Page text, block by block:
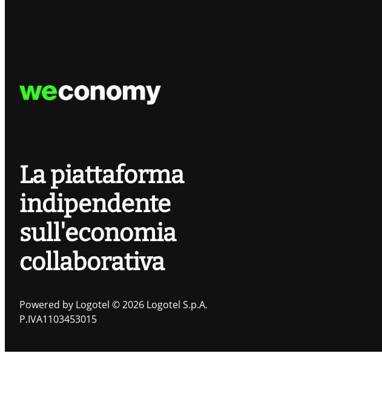
La piattaforma
indipendente
sull'economia
collaborativa
Powered by Logotel © 2026 Logotel S.p.A.
P.IVA1103453015